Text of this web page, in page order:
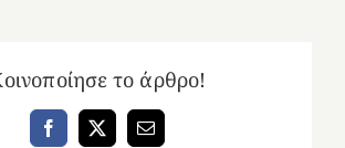
το άρθρο!
Facebook
X Email